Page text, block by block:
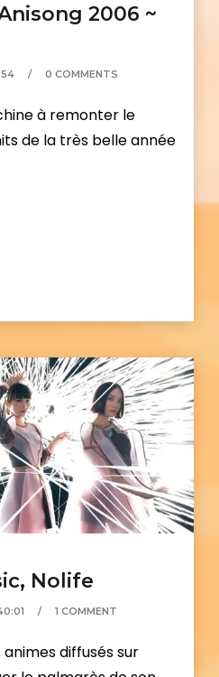
2006 ~
0 COMMENTS
à remonter le
de la très belle année
Nolife
1 COMMENT
diffusés sur